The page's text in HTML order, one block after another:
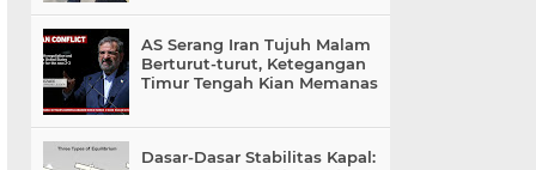
AS Serang Iran Tujuh Malam
Berturut-turut, Ketegangan
Timur Tengah Kian Memanas
Dasar-Dasar Stabilitas Kapal: